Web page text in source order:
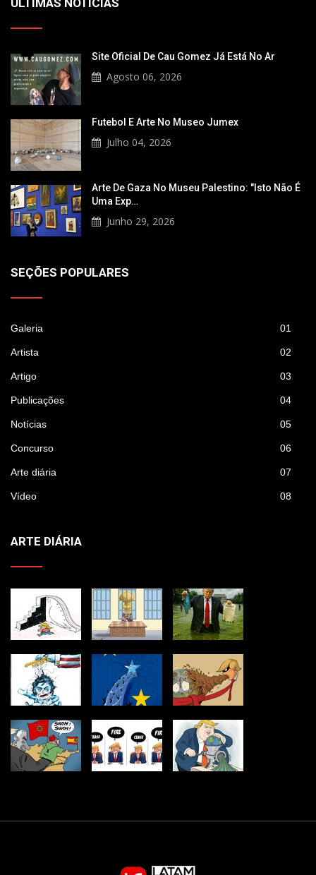
ÚLTIMAS NOTÍCIAS
Site Oficial De Cau Gomez Já Está No Ar
Agosto 06, 2026
Futebol E Arte No Museo Jumex
Julho 04, 2026
Arte De Gaza No Museu Palestino: "Isto Não É
Uma Exp…
Junho 29, 2026
SEÇÕES POPULARES
Galeria 01
Artista 02
Artigo 03
Publicações 04
Notícias 05
Concurso 06
Arte diária 07
Vídeo 08
ARTE DIÁRIA